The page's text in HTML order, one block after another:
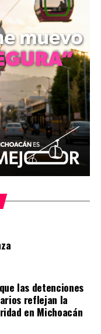
la corporación.
personas con
las detenciones
reflejan la
en Michoacán